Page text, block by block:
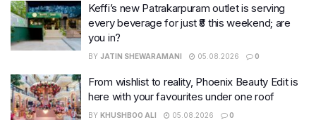
Keffi’s new Patrakarpuram outlet is serving
every beverage for just ₹8 this weekend; are
you in?
BY JATIN SHEWARAMANI 05.08.2026 0
From wishlist to reality, Phoenix Beauty Edit is
here with your favourites under one roof
BY KHUSHBOO ALI 05.08.2026 0